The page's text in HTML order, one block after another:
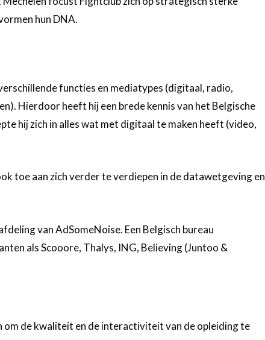
hun DNA.
functies en mediatypes (digitaal, radio,
Hierdoor heeft hij een brede kennis van het Belgische
hij zich in alles wat met digitaal te maken heeft (video,
toe aan zich verder te verdiepen in de datawetgeving en
van AdSomeNoise. Een Belgisch bureau
als Scooore, Thalys, ING, Believing (Juntoo &
de kwaliteit en de interactiviteit van de opleiding te